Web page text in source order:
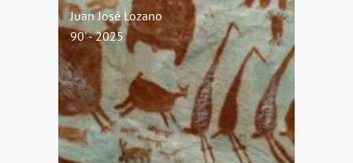
Juan José Lozano
90' - 2025